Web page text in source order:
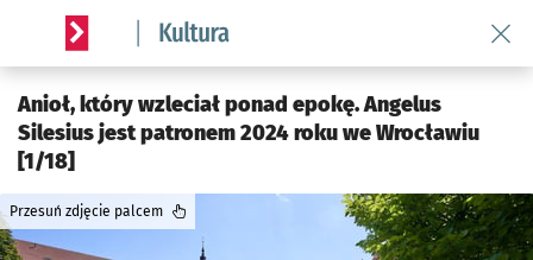
Serwis informacyjny wroclaw.pl podserwis: Kultura
Anioł, który wzleciał ponad epokę. Angelus
Silesius jest patronem 2024 roku we Wrocławiu
[1/18]
Przesuń zdjęcie palcem